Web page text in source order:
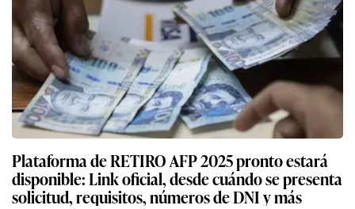
Plataforma de RETIRO AFP 2025 pronto estará
disponible: Link oficial, desde cuándo se presenta
solicitud, requisitos, números de DNI y más